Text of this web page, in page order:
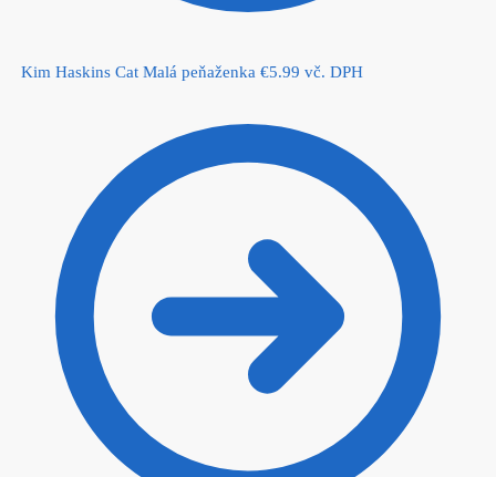
Kim Haskins Cat Malá peňaženka €5.99 vč. DPH